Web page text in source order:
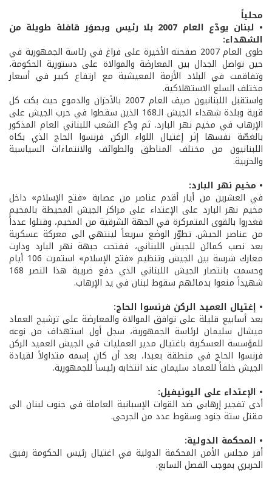
محلياً
• لبنان يودّع العام 2007 بلا رئيس وبصوَر قافلة طويلة من
الشهداء:
طوى العام 2007 صفحته الأخيرة على فراغ في رئاسة الجمهورية في
حين تواصل الجدال بين المعارضة والموالاة على دستورية الحكومة،
وتفاقمت في البلاد الأزمة المعيشية مع ارتفاع كبير في أسعار
مختلف السلع الاستهلاكية.
واستقبل اللبنانيون صيف العام 2007 بالأحزان والدموع حيث بكت كل
قرية وبلدة شهداء الجيش الـ168 الذين سقطوا في حرب الجيش على
الإرهاب في مخيم نهر البارد. ثم ودّع الشعب اللبناني العام المذكور
بالغصّة نفسها إثر إغتيال اللواء الركن فرنسوا الحاج الذي بكاه
اللبنانيون من مختلف المناطق والطوائف والانتماءات السياسية
والحزبية.
• مخيم نهر البارد:
في العشرين من أيار أقدم عناصر من عصابة «فتح الإسلام» داخل
مخيم نهر البارد على الإعتداء على مراكز الجيش المحيطة بالمخيم
فغدروا بالقوى المتمركزة في الجهة الشرقية من المخيم، وقتلوا عدداً
من عناصر الجيش. تطوّر الوضع سريعاً لينتهي الى معركة عسكرية
بعد نصب كمائن للجيش اللبناني، ففتحت جبهة نهر البارد ودارت
معارك شرسة بين الجيش وتنظيم «فتح الإسلام» استمرت 106 أيام
وحسمت بانتصار الجيش اللبناني الذي دفع ضريبة هذا النصر 168
شهيداً منعوا بدمائهم سقوط لبنان في يد الإرهاب.
• إغتيال العميد الركن فرنسوا الحاج:
بعد أسابيع قليلة على توافق الموالاة والمعارضة على ترشيح العماد
ميشال سليمان لرئاسة الجمهورية، سجل أول استهداف من نوعه
للمؤسسة العسكرية باغتيال مدير العمليات في الجيش العميد الركن
فرنسوا الحاج في منطقة بعبدا، بعد أن كان إسمه متداولاً لقيادة
الجيش خلفاً للعماد سليمان عند انتخابه رئيساً للجمهورية.
• الإعتداء على اليونيفيل:
أدى تفجير إرهابي ضد القوات الإسبانية العاملة في جنوب لبنان الى
مقتل ستة جنود وسقوط عدد من الجرحى.
• المحكمة الدولية:
أقر مجلس الأمن المحكمة الدولية في اغتيال رئيس الحكومة رفيق
الحريري بموجب الفصل السابع.